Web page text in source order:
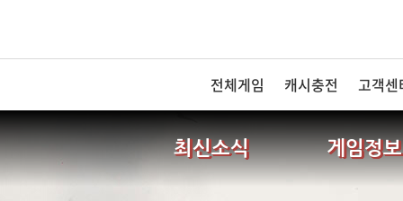
전체게임 캐시충전 고객센
최신소식 게임정보